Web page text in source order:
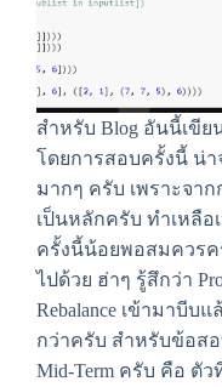
สำหรับ Blog อันนี้เขีย
โดยการสอบครั้งนี้ น่าจ
มากๆ ครับ เพราะจา
เป็นหลักครับ ทำเหลือ
ครั้งนี้น้อยพอสมควรค
ไปด้วย ฮ่าๆ รู้สึกว่า
Rebalance เข้ามาบีบ
กว่าครับ สำหรับข้อส
Mid-Term ครับ คือ ตั